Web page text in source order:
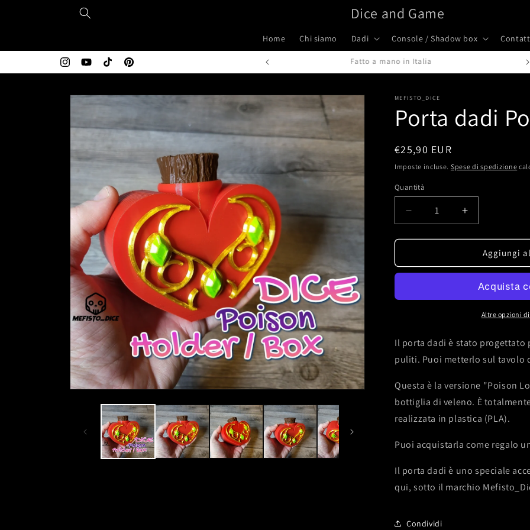
Dice and Game
Home Chi siamo Dadi Console / Shadow box
InstagramYouTubeTikTokPinterest
Free shipping over $200 Fatto a mano in Italia
Passa alle
informazioni
sul prodotto
MEFISTO_DICE
Porta dadi
Prezzo
di
listino
€25,90 EUR
Imposte incluse. Spese di spedizione
Quantità
Quantità
Diminuisci
quantità
per
dadi
Aumenta
quantità
per
Porta
dadi
Love
Aggiungi
Altre opzioni
Il porta dadi è stato progettato
puliti. Puoi metterlo sul tavolo
Questa è la versione "Poison
bottiglia di veleno. È
realizzata in plastica (PLA).
Puoi acquistarla come regalo
Il porta dadi è uno speciale
qui, sotto il marchio
Condividi